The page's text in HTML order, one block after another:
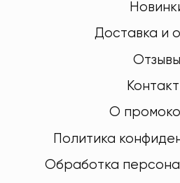
Доставка и
Отзывы
О
Политика
Обработка